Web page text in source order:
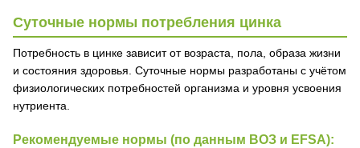
Суточные нормы потребления цинка
Потребность в цинке зависит от возраста, пола, образа жизни
и состояния здоровья. Суточные нормы разработаны с учётом
физиологических потребностей организма и уровня усвоения
нутриента.
Рекомендуемые нормы (по данным ВОЗ и EFSA):